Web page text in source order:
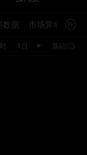
数据 市场异动
1日 基础版